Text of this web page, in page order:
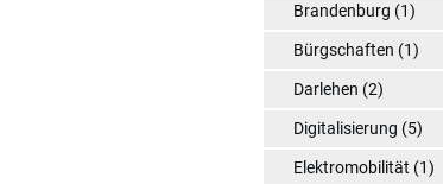
Brandenburg (1)
Bürgschaften (1)
Darlehen (2)
Digitalisierung (5)
Elektromobilität (1)